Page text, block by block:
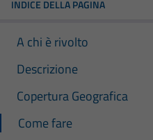
INDICE DELLA PAGINA
A chi è rivolto
Descrizione
Copertura Geografica
Come fare